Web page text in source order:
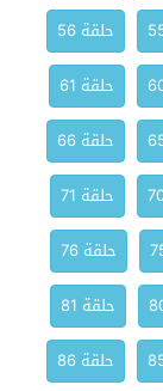
حلقة 56
حلقة 61
حلقة 66
حلقة 71
حلقة 76
حلقة 81
حلقة 86